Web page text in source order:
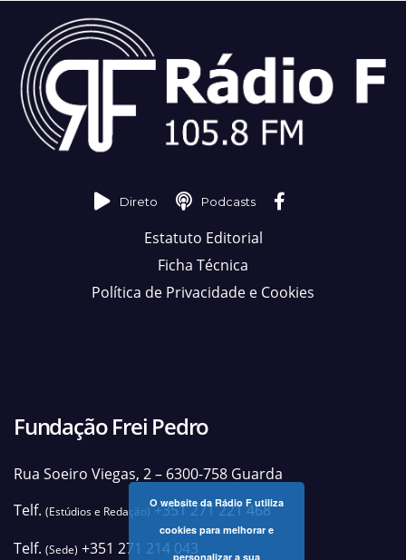
Direto Podcasts
Estatuto Editorial
Ficha Técnica
Política de Privacidade e Cookies
Fundação Frei Pedro
Rua Soeiro Viegas, 2 – 6300-758 Guarda
Telf. (Estúdios e Redação)+351 271 221 468
Telf. (Sede) +351 271 214 043
O website da Rádio F utiliza
cookies para melhorar e
personalizar a sua